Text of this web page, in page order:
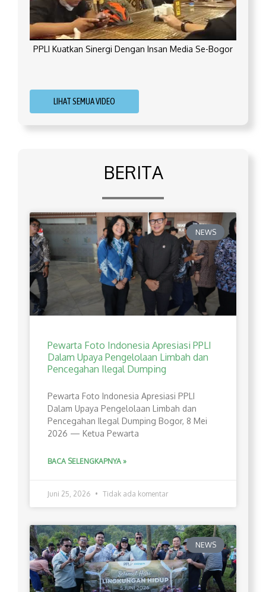
PPLI Kuatkan Sinergi Dengan Insan Media Se-Bogor
LIHAT SEMUA VIDEO
BERITA
NEWS
Pewarta Foto Indonesia Apresiasi PPLI
Dalam Upaya Pengelolaan Limbah dan
Pencegahan Ilegal Dumping
Pewarta Foto Indonesia Apresiasi PPLI
Dalam Upaya Pengelolaan Limbah dan
Pencegahan Ilegal Dumping Bogor, 8 Mei
2026 — Ketua Pewarta
BACA SELENGKAPNYA »
Juni 25, 2026 Tidak ada komentar
NEWS